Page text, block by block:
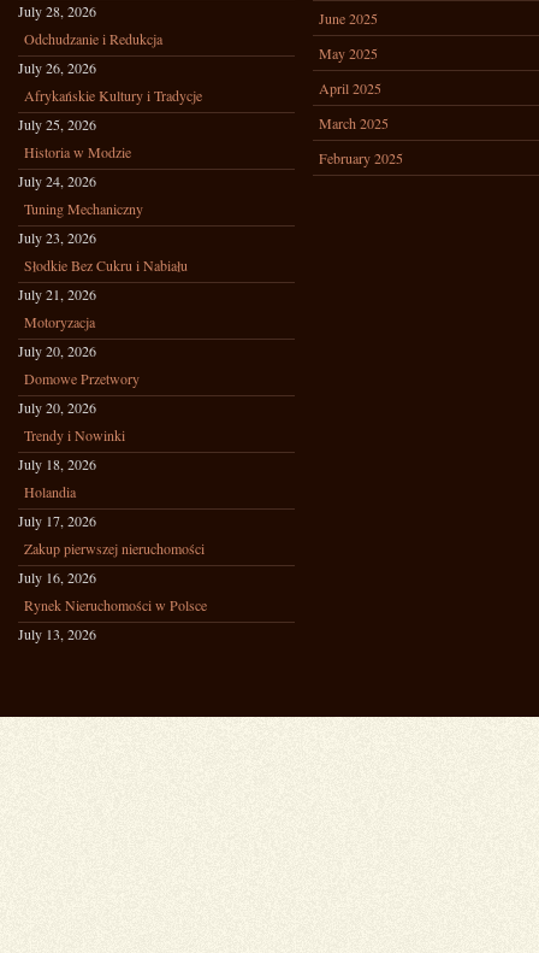
July 28, 2026
Odchudzanie i Redukcja
July 26, 2026
Afrykańskie Kultury i Tradycje
July 25, 2026
Historia w Modzie
July 24, 2026
Tuning Mechaniczny
July 23, 2026
Słodkie Bez Cukru i Nabiału
July 21, 2026
Motoryzacja
July 20, 2026
Domowe Przetwory
July 20, 2026
Trendy i Nowinki
July 18, 2026
Holandia
July 17, 2026
Zakup pierwszej nieruchomości
July 16, 2026
Rynek Nieruchomości w Polsce
July 13, 2026
June 2025
May 2025
April 2025
March 2025
February 2025